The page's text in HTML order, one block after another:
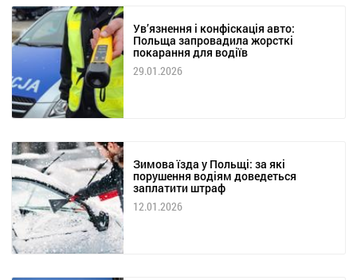
Ув’язнення і конфіскація авто:
Польща запровадила жорсткі
покарання для водіїв
29.01.2026
Зимова їзда у Польщі: за які
порушення водіям доведеться
заплатити штраф
12.01.2026